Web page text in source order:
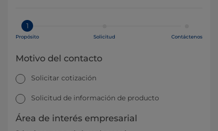
1
Propósito Solicitud Contáctenos
Motivo del contacto
Solicitar cotización
Solicitud de información de producto
Área de interés empresarial